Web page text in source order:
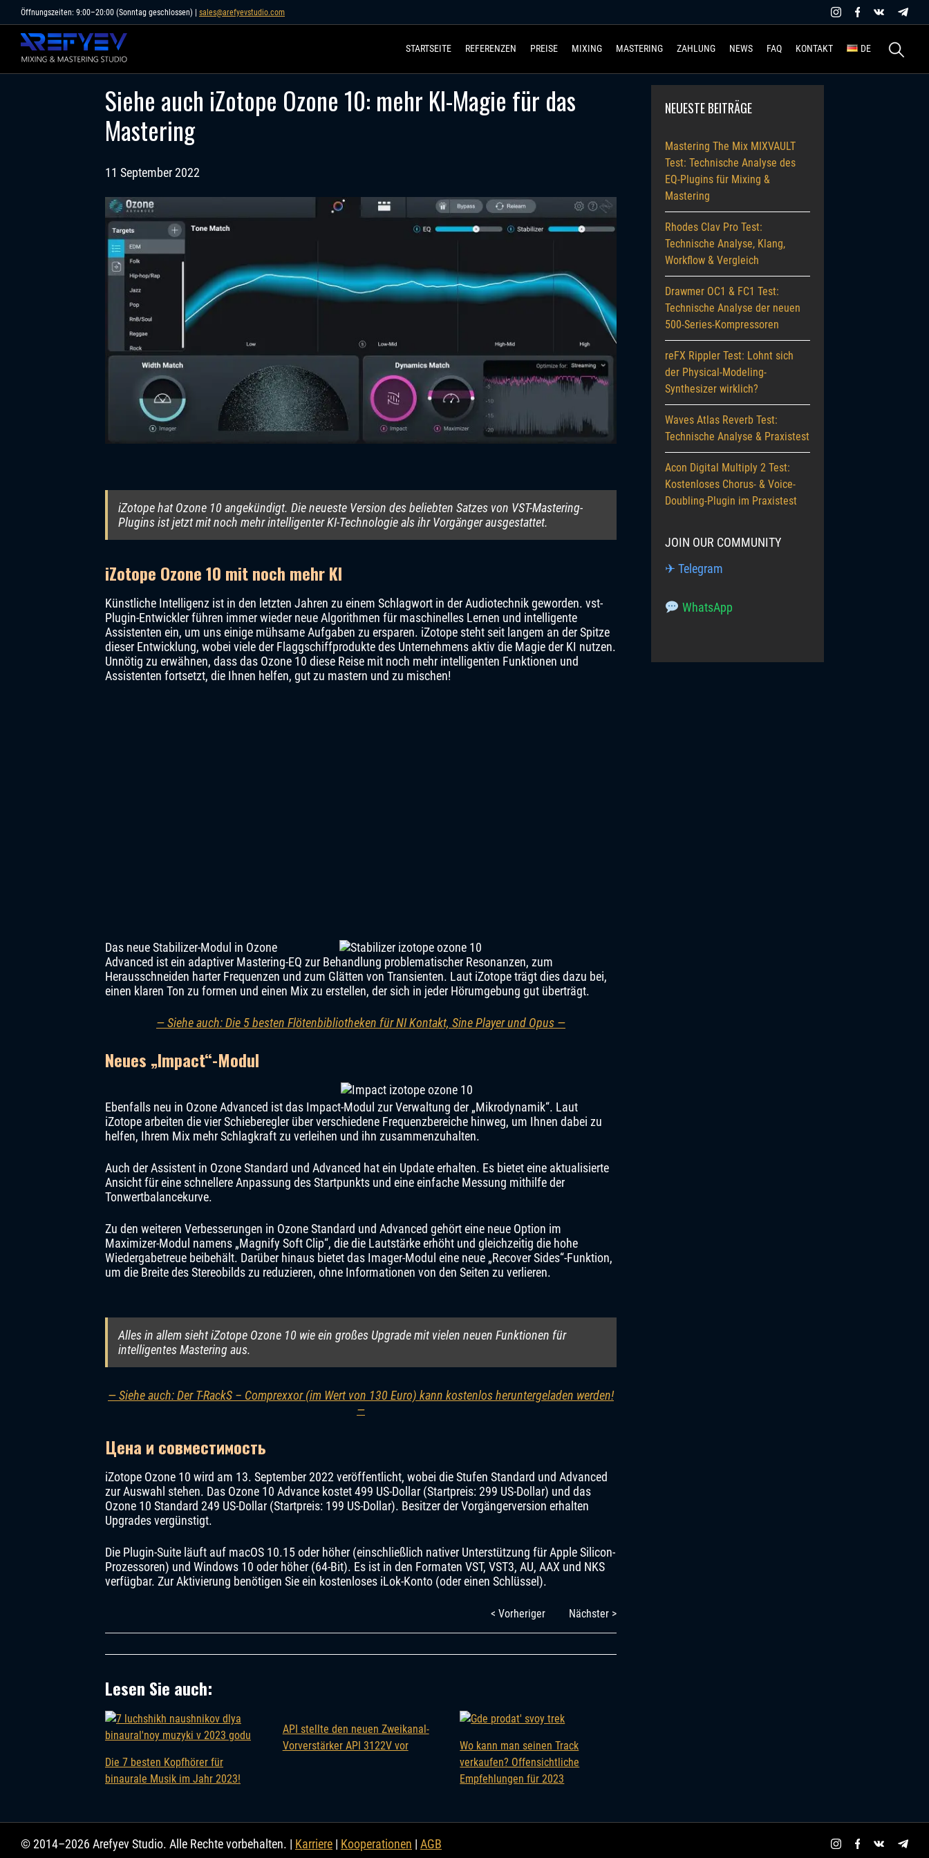
to
content
Öffnungszeiten: 9:00–20:00 (Sonntag geschlossen) | sales@arefyevstudio.com
STARTSEITE REFERENZEN PREISE MIXING MASTERING ZAHLUNG NEWS FAQ KONTAKT DE
Suchen
nach:
Siehe auch iZotope Ozone 10: mehr KI-Magie für das
Mastering
11 September 2022
iZotope hat Ozone 10 angekündigt. Die neueste Version des beliebten Satzes von VST-Mastering-
Plugins ist jetzt mit noch mehr intelligenter KI-Technologie als ihr Vorgänger ausgestattet.
iZotope Ozone 10 mit noch mehr KI
Künstliche Intelligenz ist in den letzten Jahren zu einem Schlagwort in der Audiotechnik geworden. vst-
Plugin-Entwickler führen immer wieder neue Algorithmen für maschinelles Lernen und intelligente
Assistenten ein, um uns einige mühsame Aufgaben zu ersparen. iZotope steht seit langem an der Spitze
dieser Entwicklung, wobei viele der Flaggschiffprodukte des Unternehmens aktiv die Magie der KI nutzen.
Unnötig zu erwähnen, dass das Ozone 10 diese Reise mit noch mehr intelligenten Funktionen und
Assistenten fortsetzt, die Ihnen helfen, gut zu mastern und zu mischen!
Das neue Stabilizer-Modul in Ozone
Advanced ist ein adaptiver Mastering-EQ zur Behandlung problematischer Resonanzen, zum
Herausschneiden harter Frequenzen und zum Glätten von Transienten. Laut iZotope trägt dies dazu bei,
einen klaren Ton zu formen und einen Mix zu erstellen, der sich in jeder Hörumgebung gut überträgt.
— Siehe auch: Die 5 besten Flötenbibliotheken für NI Kontakt, Sine Player und Opus —
Neues „Impact“-Modul
Ebenfalls neu in Ozone Advanced ist das Impact-Modul zur Verwaltung der „Mikrodynamik“. Laut
iZotope arbeiten die vier Schieberegler über verschiedene Frequenzbereiche hinweg, um Ihnen dabei zu
helfen, Ihrem Mix mehr Schlagkraft zu verleihen und ihn zusammenzuhalten.
Auch der Assistent in Ozone Standard und Advanced hat ein Update erhalten. Es bietet eine aktualisierte
Ansicht für eine schnellere Anpassung des Startpunkts und eine einfache Messung mithilfe der
Tonwertbalancekurve.
Zu den weiteren Verbesserungen in Ozone Standard und Advanced gehört eine neue Option im
Maximizer-Modul namens „Magnify Soft Clip“, die die Lautstärke erhöht und gleichzeitig die hohe
Wiedergabetreue beibehält. Darüber hinaus bietet das Imager-Modul eine neue „Recover Sides“-Funktion,
um die Breite des Stereobilds zu reduzieren, ohne Informationen von den Seiten zu verlieren.
Alles in allem sieht iZotope Ozone 10 wie ein großes Upgrade mit vielen neuen Funktionen für
intelligentes Mastering aus.
— Siehe auch: Der T-RackS – Comprexxor (im Wert von 130 Euro) kann kostenlos heruntergeladen werden!
—
Цена и совместимость
iZotope Ozone 10 wird am 13. September 2022 veröffentlicht, wobei die Stufen Standard und Advanced
zur Auswahl stehen. Das Ozone 10 Advance kostet 499 US-Dollar (Startpreis: 299 US-Dollar) und das
Ozone 10 Standard 249 US-Dollar (Startpreis: 199 US-Dollar). Besitzer der Vorgängerversion erhalten
Upgrades vergünstigt.
Die Plugin-Suite läuft auf macOS 10.15 oder höher (einschließlich nativer Unterstützung für Apple Silicon-
Prozessoren) und Windows 10 oder höher (64-Bit). Es ist in den Formaten VST, VST3, AU, AAX und NKS
verfügbar. Zur Aktivierung benötigen Sie ein kostenloses iLok-Konto (oder einen Schlüssel).
< Vorheriger Nächster >
Lesen Sie auch:
Die 7 besten Kopfhörer für
binaurale Musik im Jahr 2023!
API stellte den neuen Zweikanal-
Vorverstärker API 3122V vor
Wo kann man seinen Track
verkaufen? Offensichtliche
Empfehlungen für 2023
NEUESTE BEITRÄGE
Mastering The Mix MIXVAULT
Test: Technische Analyse des
EQ-Plugins für Mixing &
Mastering
Rhodes Clav Pro Test:
Technische Analyse, Klang,
Workflow & Vergleich
Drawmer OC1 & FC1 Test:
Technische Analyse der neuen
500-Series-Kompressoren
reFX Rippler Test: Lohnt sich
der Physical-Modeling-
Synthesizer wirklich?
Waves Atlas Reverb Test:
Technische Analyse & Praxistest
Acon Digital Multiply 2 Test:
Kostenloses Chorus- & Voice-
Doubling-Plugin im Praxistest
JOIN OUR COMMUNITY
✈ Telegram
WhatsApp
© 2014–2026 Arefyev Studio. Alle Rechte vorbehalten. | Karriere | Kooperationen | AGB